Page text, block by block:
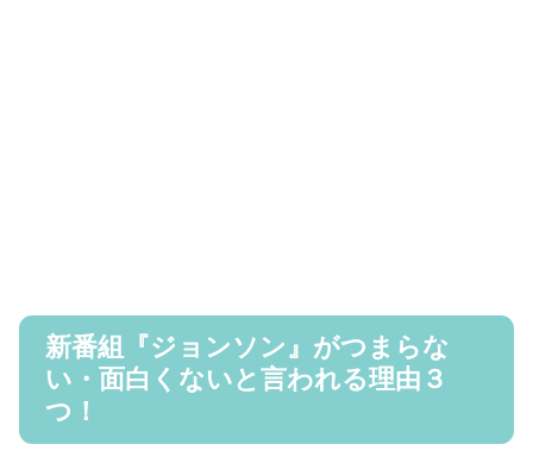
新番組『ジョンソン』がつまらな
い・面白くないと言われる理由３
つ！